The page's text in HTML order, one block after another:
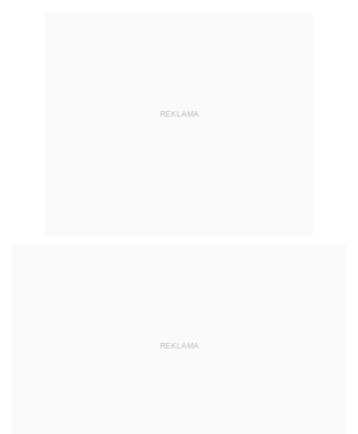
REKLAMA
REKLAMA